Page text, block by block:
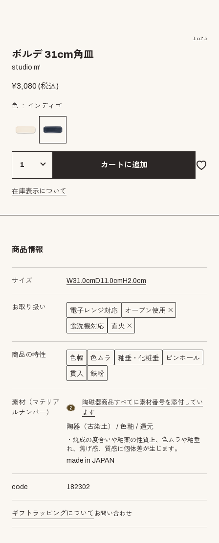
1of 5
ボルデ 31cm角皿
studio m'
¥3,080(税込)
色 インディゴ
カートに追加
在庫表示について
商品情報
サイズ W31.0cm D11.0cm H2.0cm
お取り扱い 電子レンジ対応 オーブン使用
食洗機対応 直火
商品の特性 色幅 色ムラ 釉垂・化粧垂 ピンホール
貫入 鉄粉
素材（マテリア
ルナンバー）
material number2
陶磁器商品すべてに素材番号を添付してい
ます
陶器（古染土） 色釉 還元
・焼成の度合いや釉薬の性質上、色ムラや釉垂
れ、焦げ感、質感に個体差が生じます。
made in JAPAN
code 182302
ギフトラッピングについて お問い合わせ